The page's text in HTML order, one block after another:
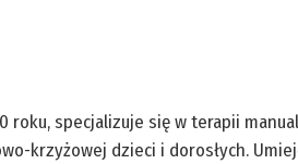
roku, specjalizuje się w terapii
krzyżowej dzieci i dorosłych.